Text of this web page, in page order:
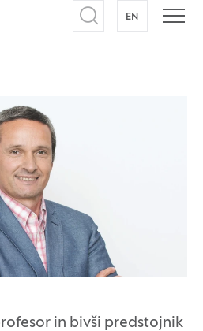
Odpri iskalnik
EN NA
in bivši predstojnik